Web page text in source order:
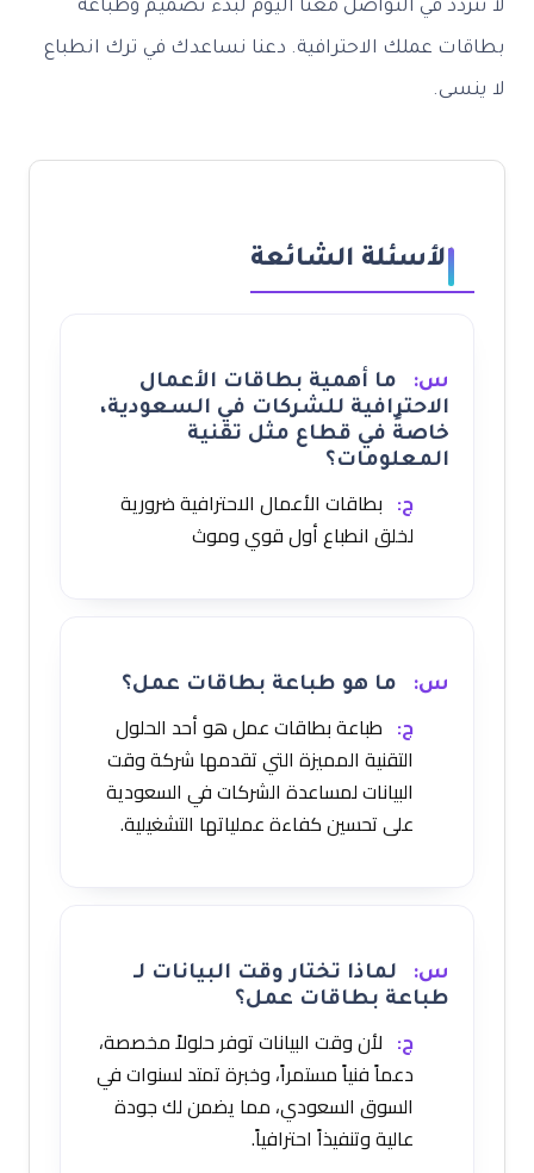
في التواصل معنا اليوم لبدء تصميم وطباعة
عملك الاحترافية. دعنا نساعدك في ترك انطباع
الأسئلة الشائعة
ما أهمية بطاقات الأعمال
الاحترافية للشركات في السعودية،
خاصةً في قطاع مثل تقنية
المعلومات؟
بطاقات الأعمال الاحترافية ضرورية
لخلق انطباع أول قوي وموث
ما هو طباعة بطاقات عمل؟
طباعة بطاقات عمل هو أحد الحلول
التقنية المميزة التي تقدمها شركة وقت
البيانات لمساعدة الشركات في السعودية
على تحسين كفاءة عملياتها التشغيلية.
لماذا تختار وقت البيانات لـ
طباعة بطاقات عمل؟
لأن وقت البيانات توفر حلولاً مخصصة،
دعماً فنياً مستمراً، وخبرة تمتد لسنوات في
السوق السعودي، مما يضمن لك جودة
عالية وتنفيذاً احترافياً.